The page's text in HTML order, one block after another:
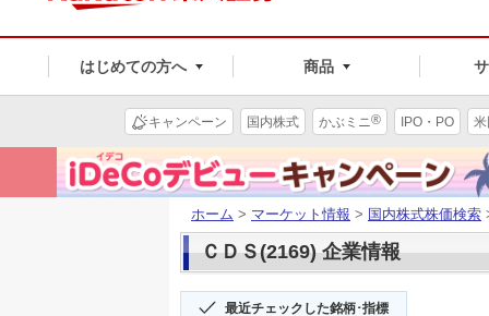
はじめての方へ 商品
キャンペーン 国内株式 かぶミニ® IPO・PO
ホーム > マーケット情報 > 国内株式株価検索
ＣＤＳ(2169) 企業情報
最近チェックした銘柄･指標